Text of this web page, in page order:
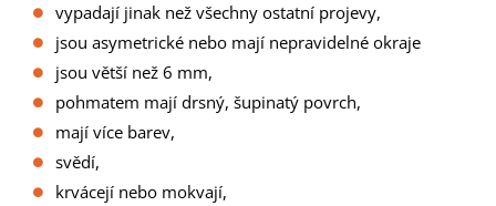
vypadají jinak než všechny ostatní projevy,
jsou asymetrické nebo mají nepravidelné okraje
jsou větší než 6 mm,
pohmatem mají drsný, šupinatý povrch,
mají více barev,
svědí,
krvácejí nebo mokvají,